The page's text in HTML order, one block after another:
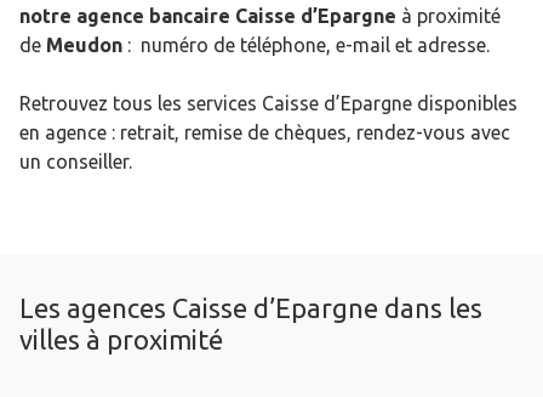
notre agence bancaire Caisse d’Epargne à proximité
de Meudon : numéro de téléphone, e-mail et adresse.
Retrouvez tous les services Caisse d’Epargne disponibles
en agence : retrait, remise de chèques, rendez-vous avec
un conseiller.
Les agences Caisse d’Epargne dans les
villes à proximité